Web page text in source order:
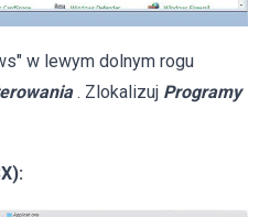
w lewym dolnym rogu
. Zlokalizuj Programy